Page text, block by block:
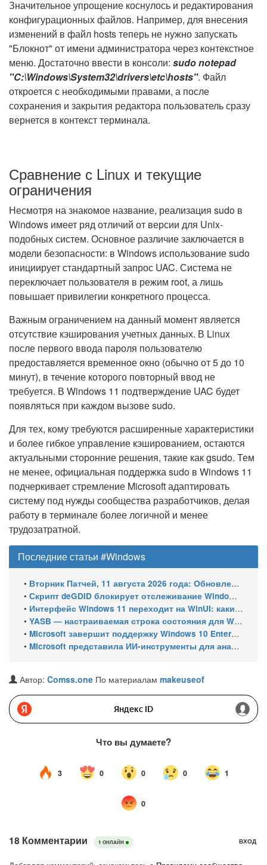
Значительное упрощение коснулось и редактирования
конфигурационных файлов. Например, для внесения
изменений в файл hosts теперь не нужно запускать
"Блокнот" от имени администратора через контекстное
меню. Достаточно ввести в консоли: sudo notepad
"C:\Windows\System32\drivers\etc\hosts". Файл
откроется с необходимыми правами, а после
сохранения и закрытия редактора пользователь сразу
вернется в контекст терминала.
Сравнение с Linux и текущие
ограничения
Несмотря на знакомое название, реализация sudo в
Windows имеет ряд отличий от версии для Unix-
подобных систем. Основное различие заключается в
модели безопасности: в Windows использование sudo
инициирует стандартный запрос UAC. Система не
переключает пользователя в режим root, а лишь
повышает привилегии конкретного процесса.
Важным ограничением на данный момент является
отсутствие кэширования учетных данных. В Linux
после первого ввода пароля пользователю
предоставляется временное окно (обычно от 5 до 10
минут), в течение которого повторный ввод не
требуется. В Windows 11 подтверждение UAC будет
появляться при каждом вызове sudo.
Для тех, кому требуются расширенные характеристики
и более гибкое управление кэшированием, остаются
актуальными сторонние решения, такие как gsudo. Тем
не менее, официальная поддержка sudo в Windows 11
подчеркивает стремление Microsoft адаптировать
систему под нужды сообщества разработчиков, делая
работу в терминале более логичной и менее
трудозатратной.
Последние статьи #Windows
• Вторник Патчей, 11 августа 2026 года: Обновления безопасности для Windows 11 (включая KB5121003), ESU-обновления для Windows 10
• Скрипт deGDID блокирует отслеживание Windows по глобальному идентификатору устройства
• Интерфейс Windows 11 переходит на WinUI: какие системные элементы обновит Microsoft
• YASB — настраиваемая строка состояния для Windows с виджетами и поддержкой нескольких мониторов
• Microsoft завершит поддержку Windows 10 Enterprise LTSC 2021 в январе 2027 года. ESU продлят обновления до января 2030 года
• Microsoft представила ИИ-инструменты для анализа производительности Windows: ETW MCP и WPA MCP
Автор: Comss.one По материалам makeuseof